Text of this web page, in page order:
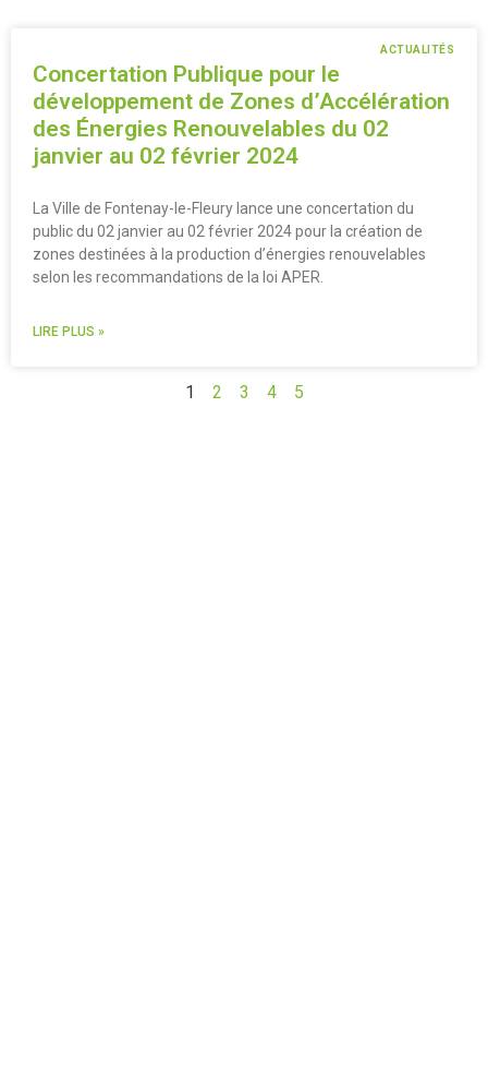
ACTUALITÉS
Concertation Publique pour le
développement de Zones d’Accélération
des Énergies Renouvelables du 02
janvier au 02 février 2024
La Ville de Fontenay-le-Fleury lance une concertation du
public du 02 janvier au 02 février 2024 pour la création de
zones destinées à la production d’énergies renouvelables
selon les recommandations de la loi APER.
LIRE PLUS »
1 2 3 4 5